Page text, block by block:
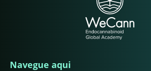
Navegue aqui